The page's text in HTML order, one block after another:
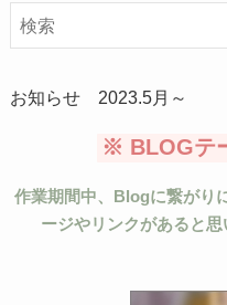
お知らせ 2023.5月～
※ BLOGテ
作業期間中、Blogに繋がり
ージやリンクがあると